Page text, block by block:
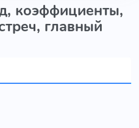
коэффициенты,
главный